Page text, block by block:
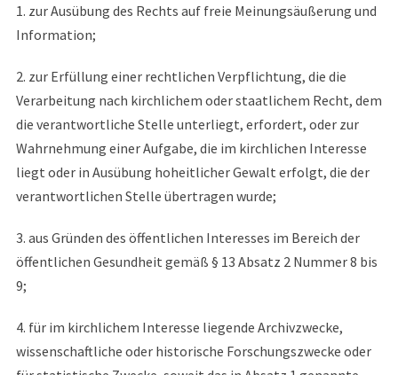
1. zur Ausübung des Rechts auf freie Meinungsäußerung und
Information;
2. zur Erfüllung einer rechtlichen Verpflichtung, die die
Verarbeitung nach kirchlichem oder staatlichem Recht, dem
die verantwortliche Stelle unterliegt, erfordert, oder zur
Wahrnehmung einer Aufgabe, die im kirchlichen Interesse
liegt oder in Ausübung hoheitlicher Gewalt erfolgt, die der
verantwortlichen Stelle übertragen wurde;
3. aus Gründen des öffentlichen Interesses im Bereich der
öffentlichen Gesundheit gemäß § 13 Absatz 2 Nummer 8 bis
9;
4. für im kirchlichem Interesse liegende Archivzwecke,
wissenschaftliche oder historische Forschungszwecke oder